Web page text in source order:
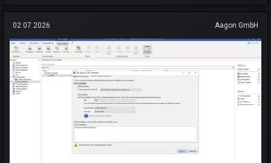
02.07.2026 Aagon GmbH